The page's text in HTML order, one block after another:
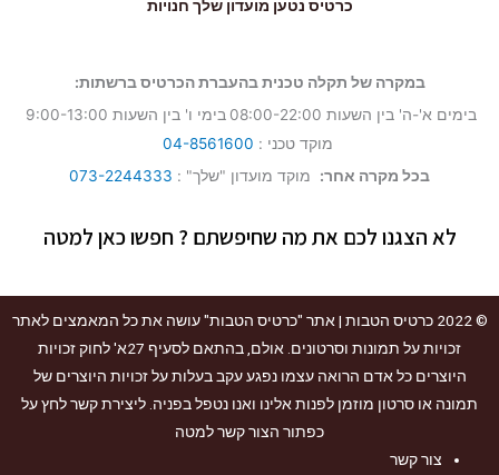
כרטיס נטען מועדון שלך חנויות
במקרה של תקלה טכנית בהעברת הכרטיס ברשתות:
בימים א'-ה' בין השעות 08:00-22:00
בימי ו' בין השעות 9:00-13:00
מוקד טכני : 04-8561600
בכל מקרה אחר:
מוקד מועדון "שלך" : 073-2244333
לא הצגנו לכם את מה שחיפשתם ? חפשו כאן למטה
© 2022 כרטיס הטבות | אתר "כרטיס הטבות" עושה את כל המאמצים לאתר
זכויות על תמונות וסרטונים. אולם, בהתאם לסעיף 27א' לחוק זכויות
היוצרים כל אדם הרואה עצמו נפגע עקב בעלות על זכויות היוצרים של
תמונה או סרטון מוזמן לפנות אלינו ואנו נטפל בפניה. ליצירת קשר לחץ על
כפתור הצור קשר למטה
צור קשר